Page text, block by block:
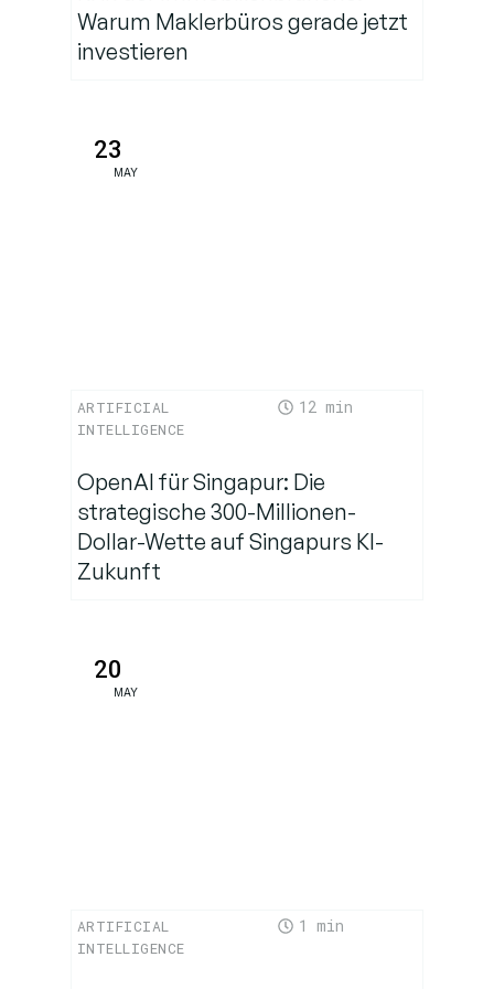
man für
ein
Backup?
Warum Maklerbüros gerade jetzt
investieren
23
MAY
ARTIFICIAL
INTELLIGENCE
12
OpenAI für Singapur: Die
strategische 300-Millionen-
Dollar-Wette auf Singapurs KI-
Zukunft
20
MAY
ARTIFICIAL
INTELLIGENCE
1